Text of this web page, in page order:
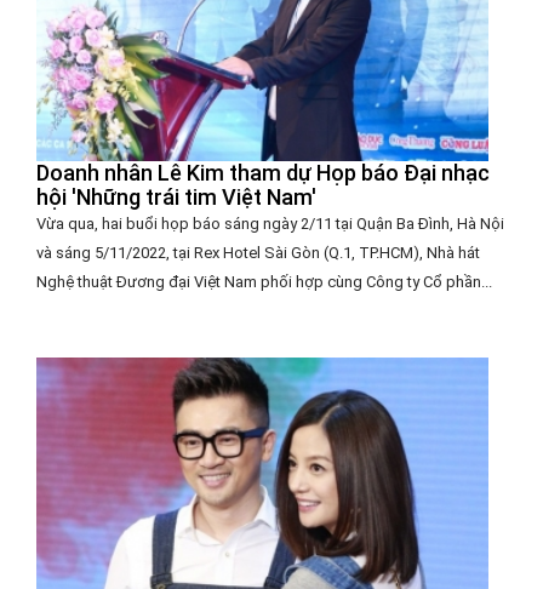
Doanh nhân Lê Kim tham dự Họp báo Đại nhạc
hội 'Những trái tim Việt Nam'
Vừa qua, hai buổi họp báo sáng ngày 2/11 tại Quận Ba Đình, Hà Nội
và sáng 5/11/2022, tại Rex Hotel Sài Gòn (Q.1, TP.HCM), Nhà hát
Nghệ thuật Đương đại Việt Nam phối hợp cùng Công ty Cổ phần...